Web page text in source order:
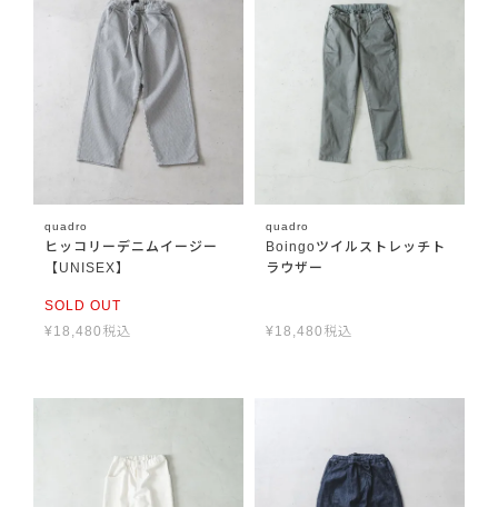
quadro
ヒッコリーデニムイージー
【UNISEX】
SOLD OUT
¥18,480 税込
quadro
Boingoツイルストレッチト
ラウザー
¥18,480 税込